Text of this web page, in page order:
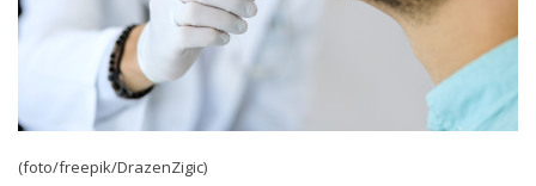
(foto/freepik/DrazenZigic)